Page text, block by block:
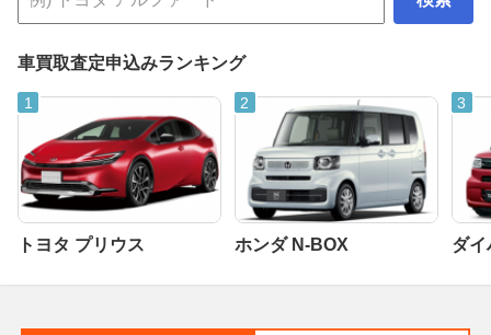
車買取査定申込みランキング
トヨタ プリウス ホンダ N-BOX ダイ